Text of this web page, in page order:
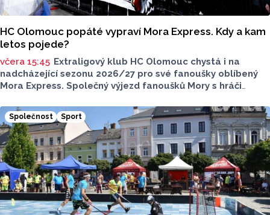
HC Olomouc popáté vypraví Mora Express. Kdy a kam
letos pojede?
včera 15:45 Extraligový klub HC Olomouc chystá i na
nadcházející sezonu 2026/27 pro své fanoušky oblíbený
Mora Express. Společný výjezd fanoušků Mory s hráči
října. Stejně jako roky předtím, tak i letos bude cílovou
destinací pražská Libeň, kde kohouti vyzvou v O2 aréně
Spartu Praha.
Společnost Sport